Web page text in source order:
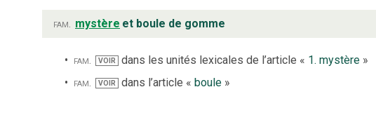
fam. mystère et boule de gomme
fam. VOIR dans les unités lexicales de l’article « 1. mystère»
fam.
VOIR dans l’article « boule»